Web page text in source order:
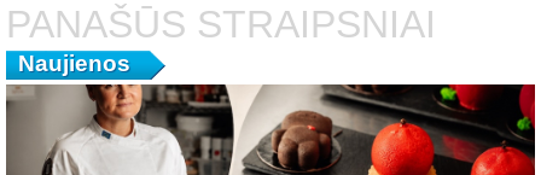
PANAŠŪS STRAIPSNIAI
Naujienos